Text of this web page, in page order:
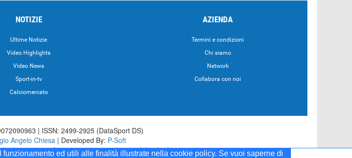
ed utili alle finalità illustrate nella cookie policy. Se vuoi saperne di
NOTIZIE
Ultime Notizie
Video Highlights
Video News
Sport-in-tv
Calciomercato
AZIENDA
Termini e condizioni
Chi siamo
Network
Collabora con noi
| ISSN: 2499-2925 (DataSport DS)
Angelo Chiesa | Developed By: P-Soft
1985 - www.datasport.it iscrizione n.255 del 20/04/2001